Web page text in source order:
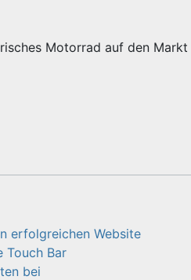
Motorrad auf den
erfolgreichen Website
Touch Bar
bei